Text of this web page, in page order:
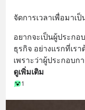
จัดการเวลาเพื่อมาเ
อยากจะเป็นผู้ประก
ธุรกิจ อย่างแรกที่เร
เพราะว่าผู้ประกอบก
ดูเพิ่มเติม
1